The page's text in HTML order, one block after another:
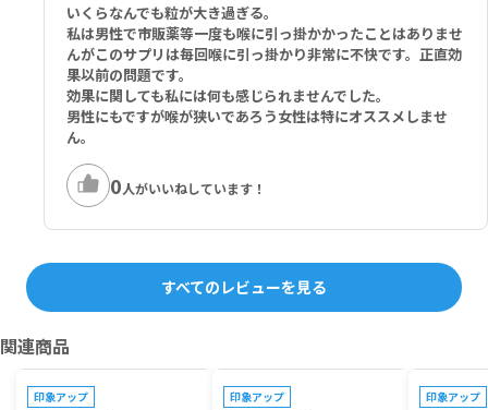
いくらなんでも粒が大き過ぎる。
私は男性で市販薬等一度も喉に引っ掛かかったことはありませ
んがこのサプリは毎回喉に引っ掛かり非常に不快です。正直効
果以前の問題です。
効果に関しても私には何も感じられませんでした。
男性にもですが喉が狭いであろう女性は特にオススメしませ
ん。
0人がいいねしています！
すべてのレビューを見る
関連商品
プレゼントキャンペーン対象
印象アップ 印象アップ 印象アップ